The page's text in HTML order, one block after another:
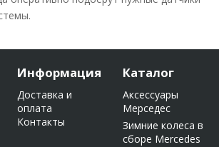
Информация
Доставка и
оплата
Контакты
Каталог
Аксессуары
Мерседес
Зимние колеса в
сборе Mercedes